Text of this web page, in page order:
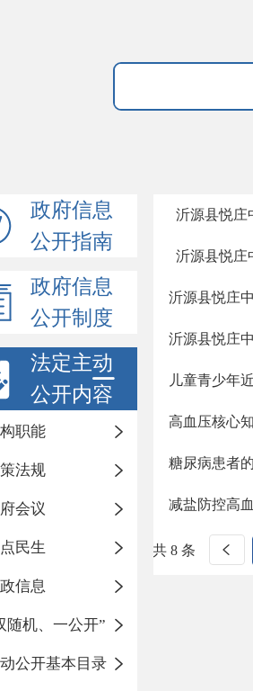
政府信息
公开指南
政府信息
公开制度
法定主动
公开内容
职能
法规
会议
民生
信息
随机、一公开”
公开基本目录
沂源县悦庄
沂源县悦庄
沂源县悦庄
沂源县悦庄
儿童青少年
高血压核心
糖尿病患者
减盐防控高
共 8 条